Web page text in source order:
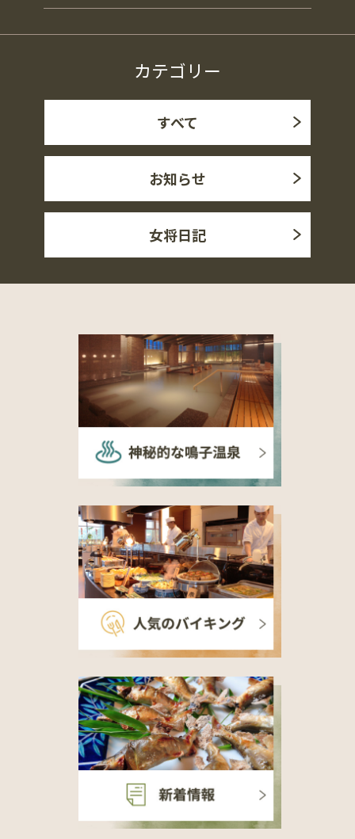
カテゴリー
すべて
お知らせ
女将日記